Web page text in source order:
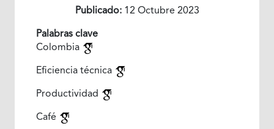
Publicado:12 Octubre 2023
Palabras clave
Colombia
Eficiencia técnica
Productividad
Café